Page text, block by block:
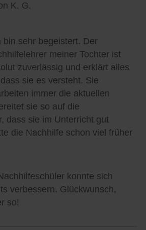
K. G.
bin sehr begeistert. Der
meiner Tochter ist
zuverlässig und erklärt alles
sie es versteht. Sie
immer die aktuellen
sie so auf die
dass sie im Unterricht gut
die Nachhilfe schon viel früher
konnte sich
verbessern. Glückwunsch,
so!